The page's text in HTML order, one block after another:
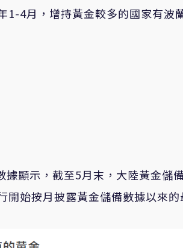
1-4月，增持黃金較多的國家有波
據顯示，截至5月末，大陸黃金儲
始按月披露黃金儲備數據以來的